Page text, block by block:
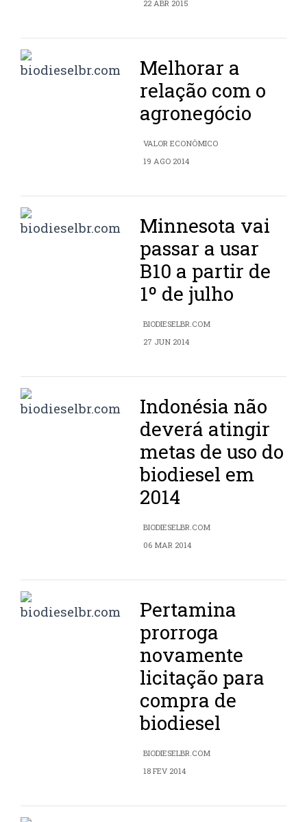
22 ABR 2015
Melhorar a
relação com o
agronegócio
VALOR ECONÔMICO
19 AGO 2014
Minnesota vai
passar a usar
B10 a partir de
1º de julho
BIODIESELBR.COM
27 JUN 2014
Indonésia não
deverá atingir
metas de uso do
biodiesel em
2014
BIODIESELBR.COM
06 MAR 2014
Pertamina
prorroga
novamente
licitação para
compra de
biodiesel
BIODIESELBR.COM
18 FEV 2014